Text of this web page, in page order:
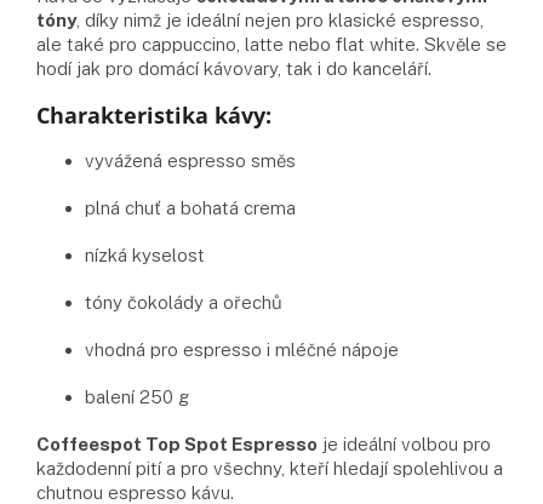
tóny, díky nimž je ideální nejen pro klasické espresso,
ale také pro cappuccino, latte nebo flat white. Skvěle se
hodí jak pro domácí kávovary, tak i do kanceláří.
Charakteristika kávy:
vyvážená espresso směs
plná chuť a bohatá crema
nízká kyselost
tóny čokolády a ořechů
vhodná pro espresso i mléčné nápoje
balení 250 g
Coffeespot Top Spot Espresso je ideální volbou pro
každodenní pití a pro všechny, kteří hledají spolehlivou a
chutnou espresso kávu.